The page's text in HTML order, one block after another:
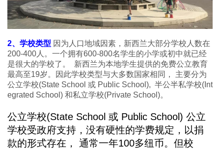
2、学校类型 因为人口地域因素，新西兰大部分学校人数在
200-400人。一个拥有600-800名学生的小学或初中就已经
是很大的学校了。 新西兰为本地学生提供的免费公立教育
最高至19岁。因此学校类型与大多数国家相同， 主要分为
公立学校(State School 或 Public School), 半公半私学校(Int
egrated School) 和私立学校(Private School)。
公立学校(State School 或 Public School) 公立
学校受政府支持，没有硬性的学费规定，以捐
款的形式存在， 通常一年100多纽币。但校